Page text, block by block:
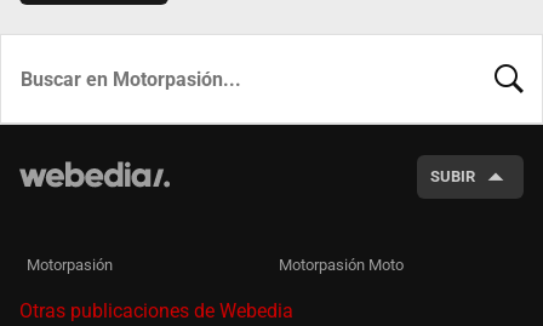
SUBIR
Motorpasión Motorpasión Moto
Otras publicaciones de Webedia